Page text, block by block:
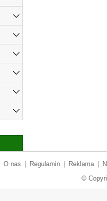
O nas Regulamin Reklama
©